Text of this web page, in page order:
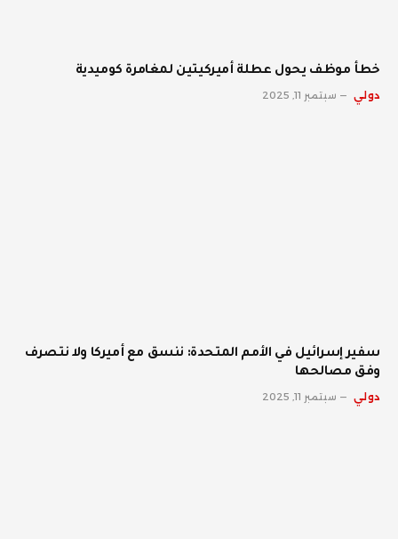
خطأ موظف يحول عطلة أميركيتين لمغامرة كوميدية
دولي سبتمبر 11, 2025
سفير إسرائيل في الأمم المتحدة: ننسق مع أميركا ولا نتصرف
وفق مصالحها
دولي سبتمبر 11, 2025